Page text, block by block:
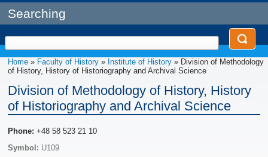
Searching
Home » Faculty of History » Institute of History » Division of Methodology
of History, History of Historiography and Archival Science
Division of Methodology of History, History
of Historiography and Archival Science
Phone: +48 58 523 21 10
Symbol: U109